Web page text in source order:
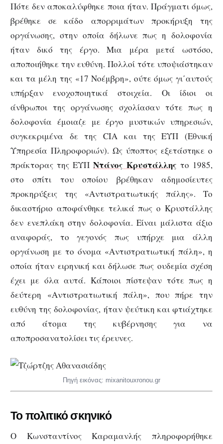
Πότε δεν αποκαλύφθηκε ποια ήταν. Πράγματι όμως,
βρέθηκε σε κάδο απορριμάτων προκήρυξη της
οργάνωσης, στην οποία δήλωνε πως η δολοφονία
ήταν δικό της έργο. Μια μέρα μετά ωστόσο,
αποποιήθηκε την ευθύνη. Πολλοί τότε υποψιάστηκαν
και τα μέλη της «17 Νοέμβρη», ούτε όμως γι΄αυτούς
υπήρξαν ενοχοποιητικά στοιχεία. Οι ίδιοι οι
άνθρωποι της οργάνωσης σχολίασαν τότε πως η
δολοφονία έμοιαζε με έργο μυστικών υπηρεσιών,
συγκεκριμένα δε της CIA και της ΕΥΠ (Εθνική
Υπηρεσία Πληροφοριών). Ως ύποπτος εξετάστηκε ο
πράκτορας της ΕΥΠ Ντάνος Κρυστάλλης το 1985,
στο σπίτι του οποίου βρέθηκαν αδημοσίευτες
προκηρύξεις της «Αντιστρατιωτικής πάλης». Το
δικαστήριο αποφάνθηκε τελικά πως ο Κρυστάλλης
δεν ενεπλάκη στην δολοφονία. Είναι μάλιστα άξιο
αναφοράς, το γεγονός πως υπήρχε μια άλλη
οργάνωση με το όνομα «Αντιστρατιωτική πάλη», η
οποία ήταν ειρηνική και δήλωσε πως ουδεμία σχέση
έχει με όλα αυτά. Κάποιοι πίστεψαν τότε πως η
δεύτερη «Αντιστρατιωτική πάλη», που πήρε την
ευθύνη της δολοφονίας, ήταν ψεύτικη και φτιάχτηκε
από άτομα της κυβέρνησης για να
αποπροσανατολίσει τις έρευνες.
Πηγή εικόνας: mixanitouxronou.gr
Το πολιτικό σκηνικό
Ο Κωνσταντίνος Καραμανλής πληροφορήθηκε